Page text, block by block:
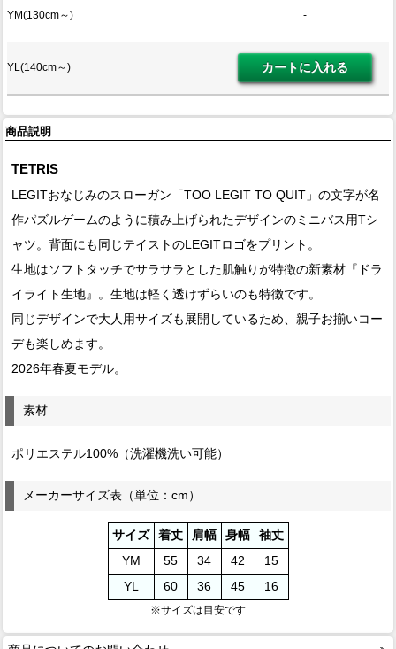
YM(130cm～) -
YL(140cm～)
商品説明
TETRIS
LEGITおなじみのスローガン「TOO LEGIT TO QUIT」の文字が名
作パズルゲームのように積み上げられたデザインのミニバス用Tシ
ャツ。背面にも同じテイストのLEGITロゴをプリント。
生地はソフトタッチでサラサラとした肌触りが特徴の新素材『ドラ
イライト生地』。生地は軽く透けずらいのも特徴です。
同じデザインで大人用サイズも展開しているため、親子お揃いコー
デも楽しめます。
2026年春夏モデル。
素材
ポリエステル100%（洗濯機洗い可能）
メーカーサイズ表（単位：cm）
サイズ 着丈 肩幅 身幅
袖丈
YM
55 34 42
15
YL
60 36 45 16
※サイズは目安です